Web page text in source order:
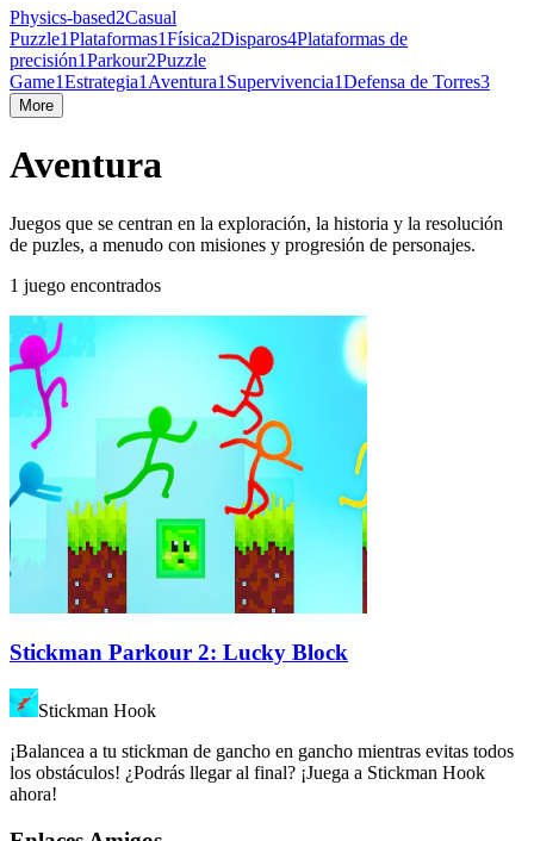
Physics-based2Casual
Puzzle1Plataformas1Física2Disparos4Plataformas de
precisión1Parkour2Puzzle
Game1Estrategia1 Aventura1 Supervivencia1Defensa de Torres3
More
Aventura
Juegos que se centran en la exploración, la historia y la resolución
de puzles, a menudo con misiones y progresión de personajes.
1 juego encontrados
Stickman Parkour 2: Lucky Block
Stickman Hook
¡Balancea a tu stickman de gancho en gancho mientras evitas todos
los obstáculos! ¿Podrás llegar al final? ¡Juega a Stickman Hook
ahora!